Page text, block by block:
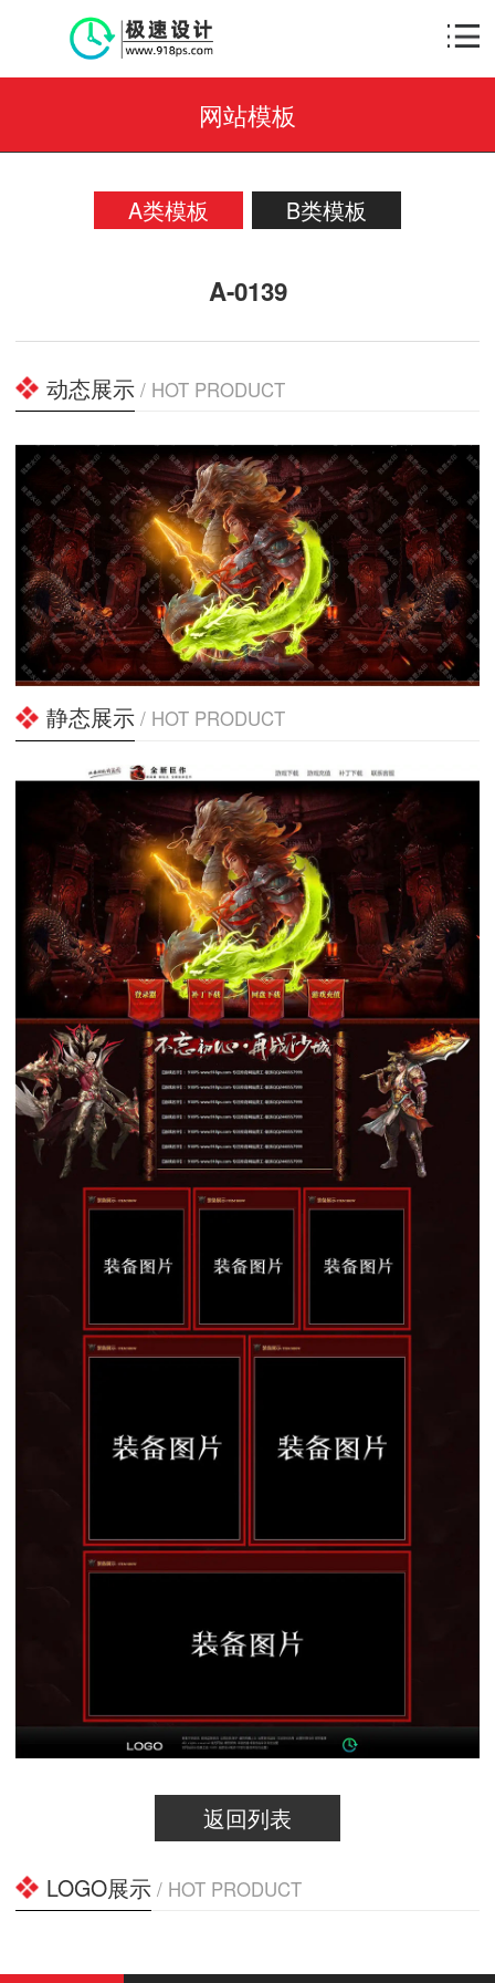
网站模板
A类模板 B类模板
A-0139
动态展示 / HOT PRODUCT
静态展示 / HOT PRODUCT
返回列表
LOGO展示 / HOT PRODUCT